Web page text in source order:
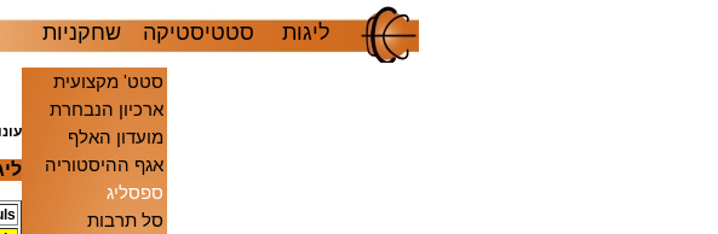
ליגות סטטיסטיקה שחקניות
סטט' מקצועית
ארכיון הנבחרת
מועדון האלף
אגף ההיסטוריה
ספסליג
סל תרבות